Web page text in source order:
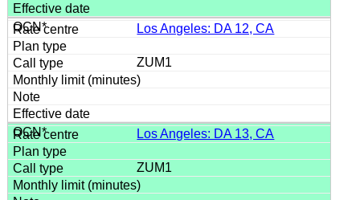
Los Angeles: DA 12, CA
ZUM1
Los Angeles: DA 13, CA
ZUM1